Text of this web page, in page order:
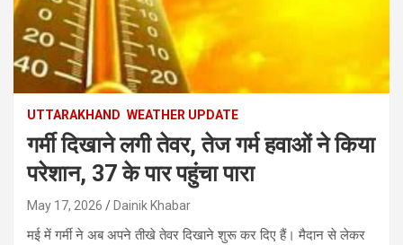
UTTARAKHAND WEATHER UPDATE
गर्मी दिखाने लगी तेवर, तेज गर्म हवाओं ने किया
परेशान, 37 के पार पहुंचा पारा
May 17, 2026 Dainik Khabar
मई में गर्मी ने अब अपने तीखे तेवर दिखाने शुरू कर दिए हैं। मैदान से लेकर